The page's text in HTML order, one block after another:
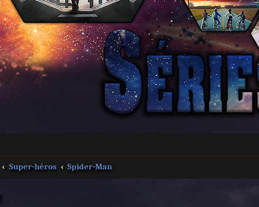
Super-héros Spider-Man